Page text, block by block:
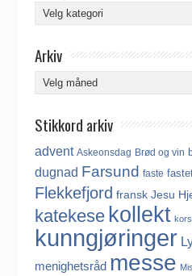
Kategorier
Arkiv
Arkiv
Stikkord arkiv
advent Askeonsdag Brød og vin
dugnad Farsund faste
Flekkefjord fransk Jesu
katekese kollekt
kunngjøringer
menighetsråd messe